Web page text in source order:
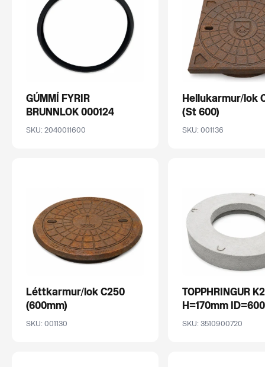
GÚMMÍ FYRIR
BRUNNLOK 000124
SKU: 2040011600
Hellukarmur/lok
(St 600)
SKU: 001136
Léttkarmur/lok C250
(600mm)
SKU: 001130
TOPPHRINGUR K2
H=170mm ID=600
SKU: 3510900720